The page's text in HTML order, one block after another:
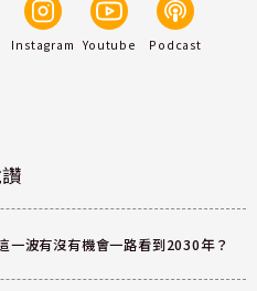
Instagram Youtube Podcast
一波有沒有機會一路看到2030年？